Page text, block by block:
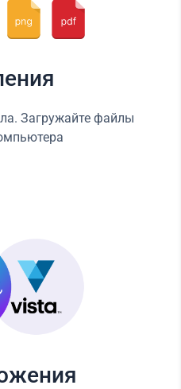
Загружайте файлы